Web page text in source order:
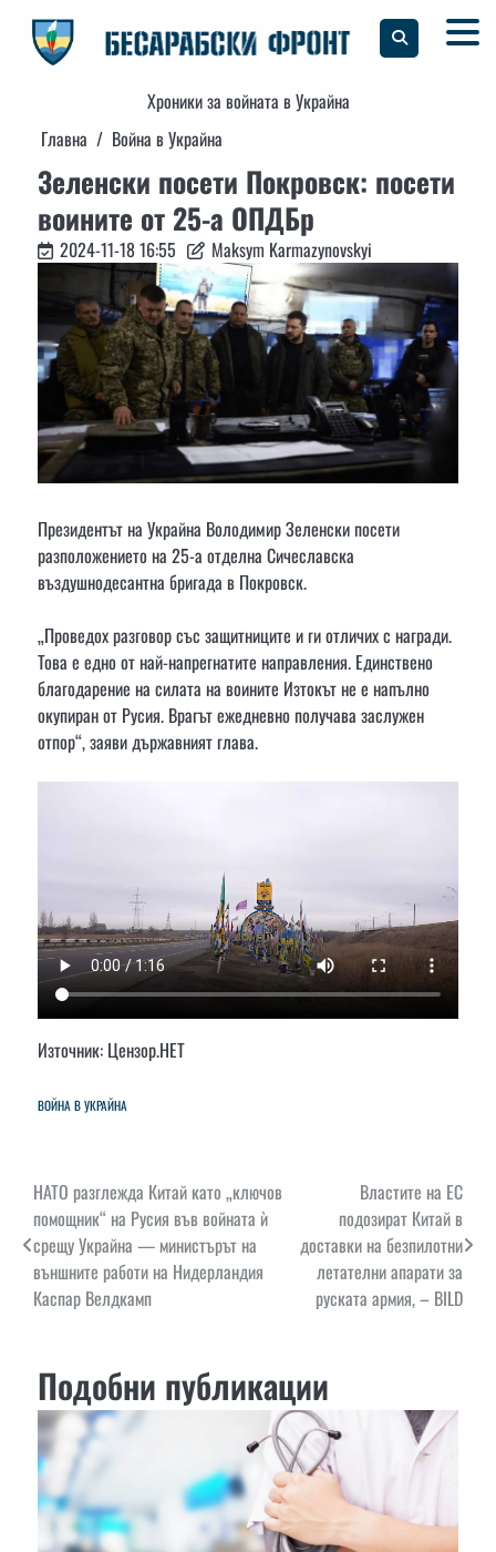
content
Хроники за войната в Украйна
Главна
Война в Украйна
Зеленски посети Покровск: посети
воините от 25-а ОПДБр
2024-11-18 16:55 Maksym Karmazynovskyi
Президентът на Украйна Володимир Зеленски посети
разположението на 25-а отделна Сичеславска
въздушнодесантна бригада в Покровск.
„Проведох разговор със защитниците и ги отличих с награди.
Това е едно от най-напрегнатите направления. Единствено
благодарение на силата на воините Изтокът не е напълно
окупиран от Русия. Врагът ежедневно получава заслужен
отпор“, заяви държавният глава.
Източник: Цензор.НЕТ
ВОЙНА В УКРАЙНА
Навигация
НАТО разглежда Китай като „ключов
помощник“ на Русия във войната ѝ
срещу Украйна — министърът на
външните работи на Нидерландия
Каспар Велдкамп
Властите на ЕС
подозират Китай в
доставки на безпилотни
летателни апарати за
руската армия, – BILD
Подобни публикации